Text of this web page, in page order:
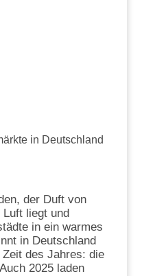
in Deutschland
der Duft von
liegt und
in ein warmes
in Deutschland
des Jahres: die
2025 laden